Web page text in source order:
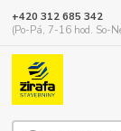
+420 312 685 342
(Po-Pá, 7-16 hod. So-